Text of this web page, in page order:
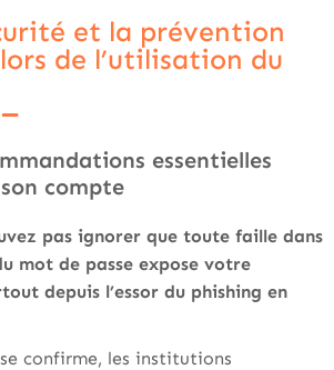
et la prévention
de l’utilisation du
essentielles
compte
pas ignorer que toute faille dans
mot de passe expose votre
depuis l’essor du phishing en
confirme, les institutions